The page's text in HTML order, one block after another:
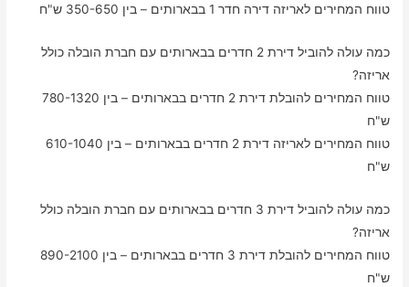
טווח המחירים לאריזה דירה חדר 1 בבארותים – בין 350-650 ש"ח
כמה עולה להוביל דירת 2 חדרים בבארותים עם חברת הובלה כולל
אריזה?
טווח המחירים להובלת דירת 2 חדרים בבארותים – בין 780-1320
ש"ח
טווח המחירים לאריזה דירת 2 חדרים בבארותים – בין 610-1040
ש"ח
כמה עולה להוביל דירת 3 חדרים בבארותים עם חברת הובלה כולל
אריזה?
טווח המחירים להובלת דירת 3 חדרים בבארותים – בין 890-2100
ש"ח